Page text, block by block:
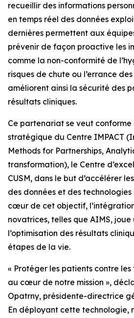
recueillir des informations
en temps réel des données
dernières permettent aux
prévenir de façon proactive les
comme la non-conformité de
risques de chute ou l’errance
améliorent ainsi la sécurité des
résultats cliniques.
Ce partenariat se veut conforme
stratégique du Centre IMPACT
Methods for Partnerships,
transformation), le Centre
CUSM, dans le but d’accélérer
des données et des technologies
cœur de cet objectif,
novatrices, telles que AIMS,
l’optimisation des résultats
étapes de la vie.
« Protéger les patients contre
au cœur de notre mission »,
Opatrny, présidente-directrice
En déployant cette technologie,